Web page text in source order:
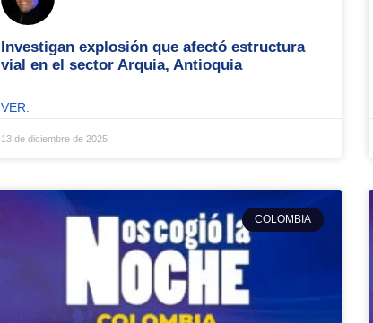
Investigan explosión que afectó estructura
vial en el sector Arquia, Antioquia
VER.
13 de diciembre de 2025
COLOMBIA